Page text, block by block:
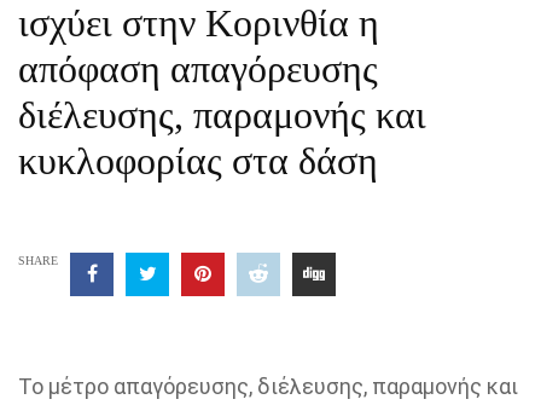
ισχύει στην Κορινθία η
απόφαση απαγόρευσης
διέλευσης, παραμονής και
κυκλοφορίας στα δάση
SHARE
Το μέτρο απαγόρευσης, διέλευσης, παραμονής και